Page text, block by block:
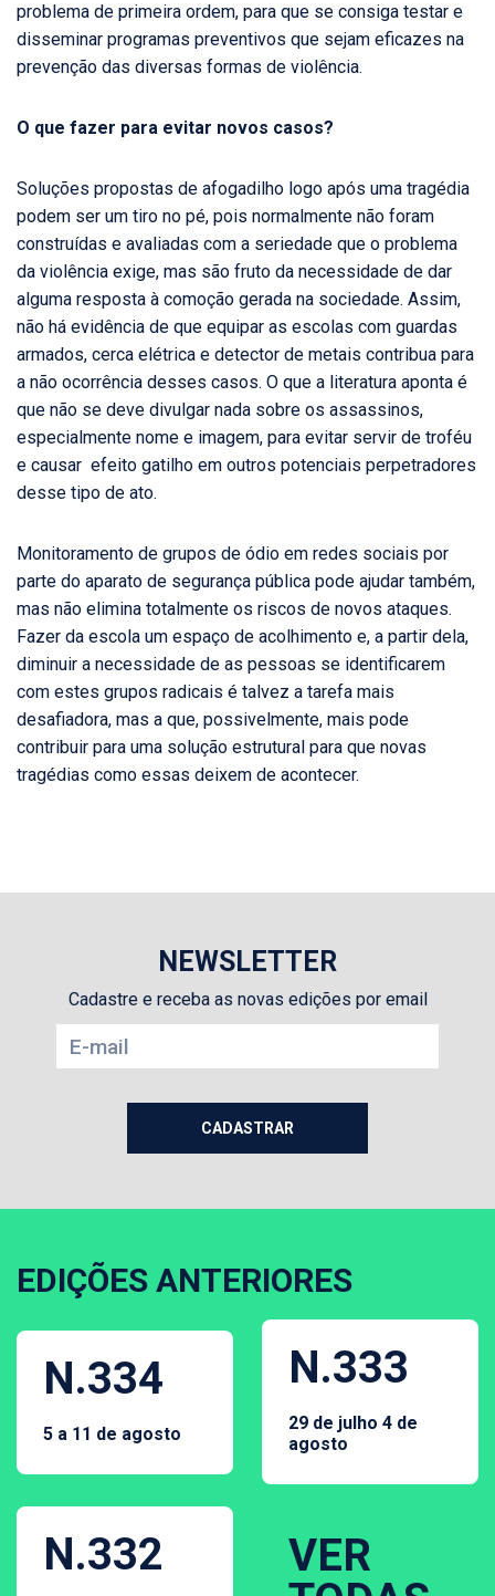
problema de primeira ordem, para que se consiga testar e
disseminar programas preventivos que sejam eficazes na
prevenção das diversas formas de violência.
O que fazer para evitar novos casos?
Soluções propostas de afogadilho logo após uma tragédia
podem ser um tiro no pé, pois normalmente não foram
construídas e avaliadas com a seriedade que o problema
da violência exige, mas são fruto da necessidade de dar
alguma resposta à comoção gerada na sociedade. Assim,
não há evidência de que equipar as escolas com guardas
armados, cerca elétrica e detector de metais contribua para
a não ocorrência desses casos. O que a literatura aponta é
que não se deve divulgar nada sobre os assassinos,
especialmente nome e imagem, para evitar servir de troféu
e causar efeito gatilho em outros potenciais perpetradores
desse tipo de ato.
Monitoramento de grupos de ódio em redes sociais por
parte do aparato de segurança pública pode ajudar também,
mas não elimina totalmente os riscos de novos ataques.
Fazer da escola um espaço de acolhimento e, a partir dela,
diminuir a necessidade de as pessoas se identificarem
com estes grupos radicais é talvez a tarefa mais
desafiadora, mas a que, possivelmente, mais pode
contribuir para uma solução estrutural para que novas
tragédias como essas deixem de acontecer.
NEWSLETTER
Cadastre e receba as novas edições por email
EDIÇÕES ANTERIORES
N.334
5 a 11 de agosto
N.333
29 de julho 4 de
agosto
N.332
VER